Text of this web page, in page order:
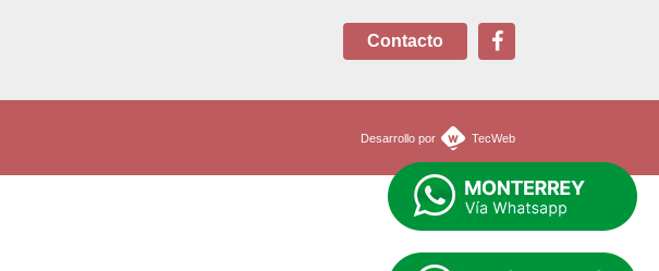
Contacto
Desarrollo por TecWeb